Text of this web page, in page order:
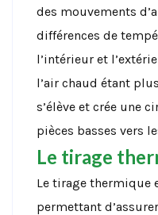
des mouvements
différences de
l’intérieur et
l’air chaud étant
s’élève et crée une
pièces basses vers
Le tirage
Le tirage thermique
permettant